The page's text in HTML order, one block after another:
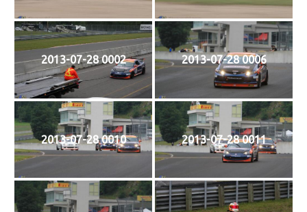
2013-07-28 0002 2013-07-28 0006
2013-07-28 0010 2013-07-28 0011